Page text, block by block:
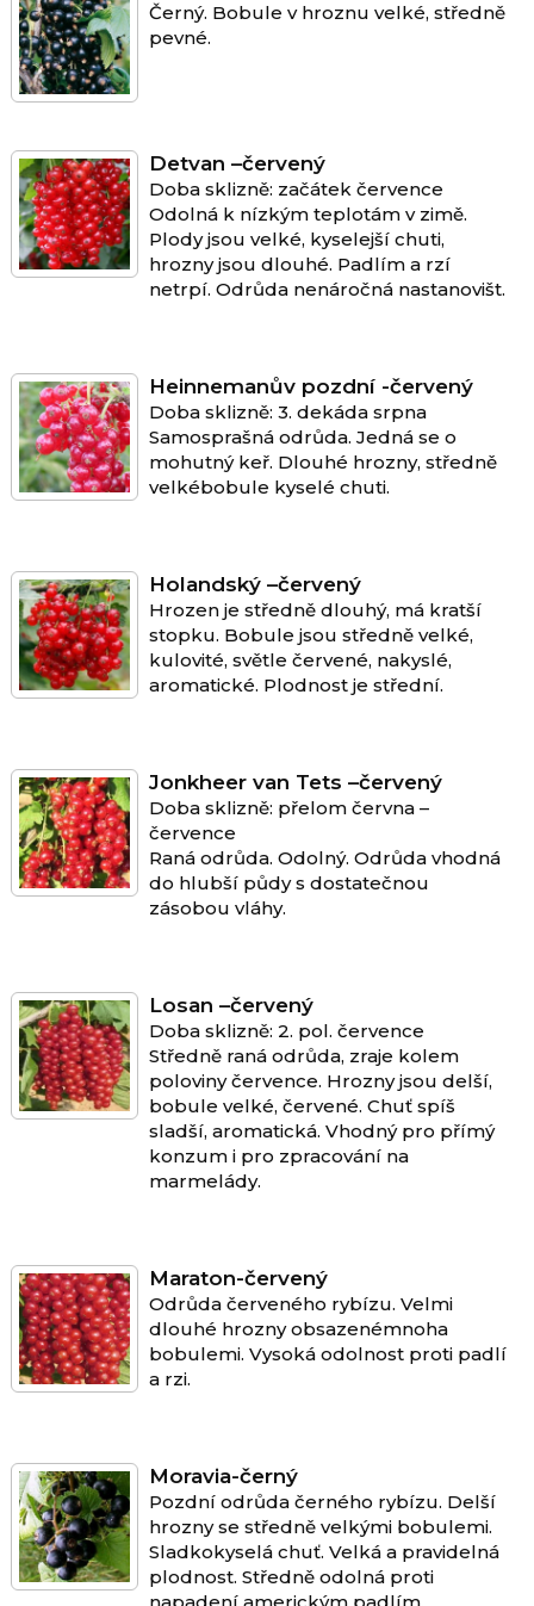
Černý. Bobule v hroznu velké, středně
pevné.
Detvan –červený
Doba sklizně: začátek července
Odolná k nízkým teplotám v zimě.
Plody jsou velké, kyselejší chuti,
hrozny jsou dlouhé. Padlím a rzí
netrpí. Odrůda nenáročná nastanovišt.
Heinnemanův pozdní -červený
Doba sklizně: 3. dekáda srpna
Samosprašná odrůda. Jedná se o
mohutný keř. Dlouhé hrozny, středně
velkébobule kyselé chuti.
Holandský –červený
Hrozen je středně dlouhý, má kratší
stopku. Bobule jsou středně velké,
kulovité, světle červené, nakyslé,
aromatické. Plodnost je střední.
Jonkheer van Tets –červený
Doba sklizně: přelom června –
července
Raná odrůda. Odolný. Odrůda vhodná
do hlubší půdy s dostatečnou
zásobou vláhy.
Losan –červený
Doba sklizně: 2. pol. července
Středně raná odrůda, zraje kolem
poloviny července. Hrozny jsou delší,
bobule velké, červené. Chuť spíš
sladší, aromatická. Vhodný pro přímý
konzum i pro zpracování na
marmelády.
Maraton-červený
Odrůda červeného rybízu. Velmi
dlouhé hrozny obsazenémnoha
bobulemi. Vysoká odolnost proti padlí
a rzi.
Moravia-černý
Pozdní odrůda černého rybízu. Delší
hrozny se středně velkými bobulemi.
Sladkokyselá chuť. Velká a pravidelná
plodnost. Středně odolná proti
napadení americkým padlím.